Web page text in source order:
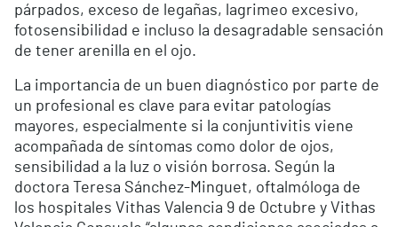
párpados, exceso de legañas, lagrimeo excesivo,
fotosensibilidad e incluso la desagradable sensación
de tener arenilla en el ojo.
La importancia de un buen diagnóstico por parte de
un profesional es clave para evitar patologías
mayores, especialmente si la conjuntivitis viene
acompañada de síntomas como dolor de ojos,
sensibilidad a la luz o visión borrosa. Según la
doctora Teresa Sánchez-Minguet, oftalmóloga de
los hospitales Vithas Valencia 9 de Octubre y Vithas